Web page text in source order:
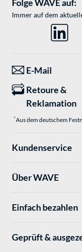
Folge WAVE auf:
Immer auf dem
E-Mail
Retoure &
Reklamation
*Aus dem deutschem
Kundenservice
Über WAVE
Einfach bezahlen
Geprüft &